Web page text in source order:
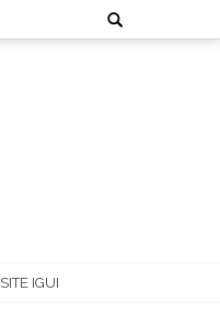
Search
for:
SITE IGUI